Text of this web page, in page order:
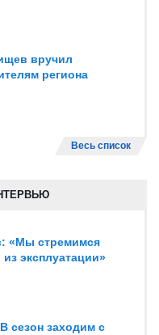
вручил
региона
Весь список
«Мы стремимся
эксплуатации»
сезон заходим с